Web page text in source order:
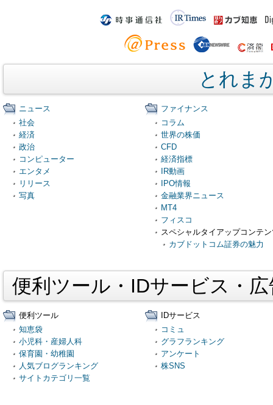
とれま
ニュース
社会
経済
政治
コンピューター
エンタメ
リリース
写真
ファイナンス
コラム
世界の株価
CFD
経済指標
IR動画
IPO情報
金融業界ニュース
MT4
フィスコ
スペシャルタイアップコンテ
カブドットコム証券の魅力
便利ツール・IDサービス・
便利ツール
知恵袋
小児科・産婦人科
保育園・幼稚園
人気ブログランキング
サイトカテゴリ一覧
IDサービス
コミュ
グラフランキング
アンケート
株SNS